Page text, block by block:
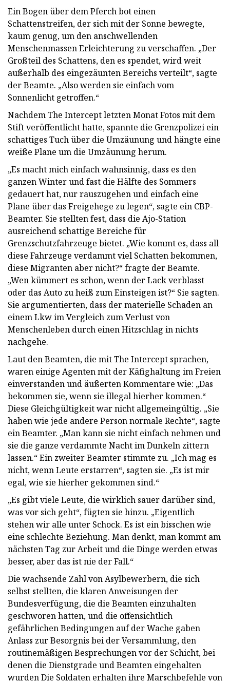
Ein Bogen über dem Pferch bot einen
Schattenstreifen, der sich mit der Sonne bewegte,
kaum genug, um den anschwellenden
Menschenmassen Erleichterung zu verschaffen. „Der
Großteil des Schattens, den es spendet, wird weit
außerhalb des eingezäunten Bereichs verteilt“, sagte
der Beamte. „Also werden sie einfach vom
Sonnenlicht getroffen.“
Nachdem The Intercept letzten Monat Fotos mit dem
Stift veröffentlicht hatte, spannte die Grenzpolizei ein
schattiges Tuch über die Umzäunung und hängte eine
weiße Plane um die Umzäunung herum.
„Es macht mich einfach wahnsinnig, dass es den
ganzen Winter und fast die Hälfte des Sommers
gedauert hat, nur rauszugehen und einfach eine
Plane über das Freigehege zu legen“, sagte ein CBP-
Beamter. Sie stellten fest, dass die Ajo-Station
ausreichend schattige Bereiche für
Grenzschutzfahrzeuge bietet. „Wie kommt es, dass all
diese Fahrzeuge verdammt viel Schatten bekommen,
diese Migranten aber nicht?“ fragte der Beamte.
„Wen kümmert es schon, wenn der Lack verblasst
oder das Auto zu heiß zum Einsteigen ist?“ Sie sagten.
Sie argumentierten, dass der materielle Schaden an
einem Lkw im Vergleich zum Verlust von
Menschenleben durch einen Hitzschlag in nichts
nachgehe.
Laut den Beamten, die mit The Intercept sprachen,
waren einige Agenten mit der Käfighaltung im Freien
einverstanden und äußerten Kommentare wie: „Das
bekommen sie, wenn sie illegal hierher kommen.“
Diese Gleichgültigkeit war nicht allgemeingültig. „Sie
haben wie jede andere Person normale Rechte“, sagte
ein Beamter. „Man kann sie nicht einfach nehmen und
sie die ganze verdammte Nacht im Dunkeln zittern
lassen.“ Ein zweiter Beamter stimmte zu. „Ich mag es
nicht, wenn Leute erstarren“, sagten sie. „Es ist mir
egal, wie sie hierher gekommen sind.“
„Es gibt viele Leute, die wirklich sauer darüber sind,
was vor sich geht“, fügten sie hinzu. „Eigentlich
stehen wir alle unter Schock. Es ist ein bisschen wie
eine schlechte Beziehung. Man denkt, man kommt am
nächsten Tag zur Arbeit und die Dinge werden etwas
besser, aber das ist nie der Fall.“
Die wachsende Zahl von Asylbewerbern, die sich
selbst stellten, die klaren Anweisungen der
Bundesverfügung, die die Beamten einzuhalten
geschworen hatten, und die offensichtlich
gefährlichen Bedingungen auf der Wache gaben
Anlass zur Besorgnis bei der Versammlung, den
routinemäßigen Besprechungen vor der Schicht, bei
denen die Dienstgrade und Beamten eingehalten
wurden Die Soldaten erhalten ihre Marschbefehle von